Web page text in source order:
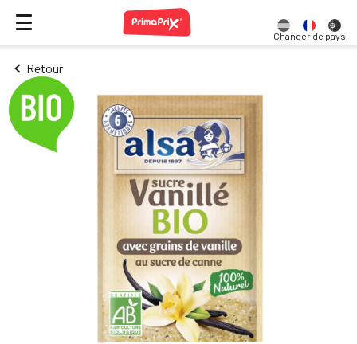
Changer de pays
Retour